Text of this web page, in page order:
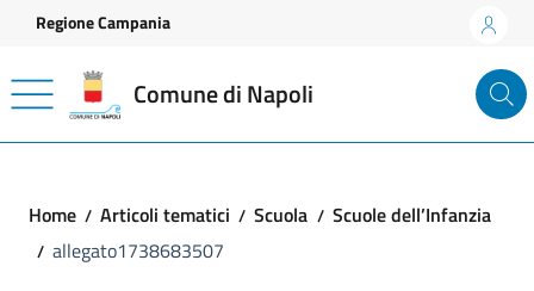
Vai ai contenuti
Vai al footer
Regione Campania
Comune di Napoli
Home Articoli tematici Scuola
Scuole dell’Infanzia
allegato1738683507